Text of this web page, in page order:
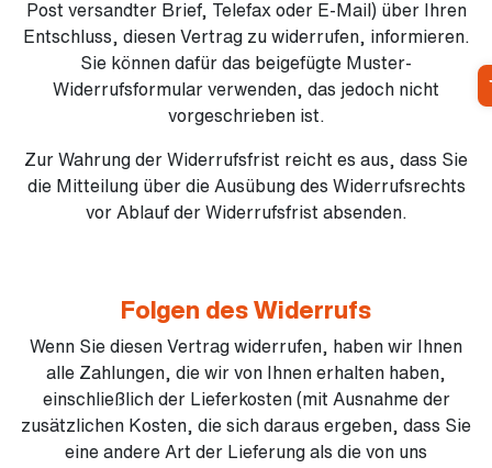
Post versandter Brief, Telefax oder E-Mail) über Ihren
Entschluss, diesen Vertrag zu widerrufen, informieren.
Sie können dafür das beigefügte Muster-
Widerrufsformular verwenden, das jedoch nicht
vorgeschrieben ist.
Zur Wahrung der Widerrufsfrist reicht es aus, dass Sie
die Mitteilung über die Ausübung des Widerrufsrechts
vor Ablauf der Widerrufsfrist absenden.
Folgen des Widerrufs
Wenn Sie diesen Vertrag widerrufen, haben wir Ihnen
alle Zahlungen, die wir von Ihnen erhalten haben,
einschließlich der Lieferkosten (mit Ausnahme der
zusätzlichen Kosten, die sich daraus ergeben, dass Sie
eine andere Art der Lieferung als die von uns